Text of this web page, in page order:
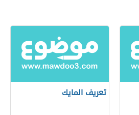
تعريف المايك